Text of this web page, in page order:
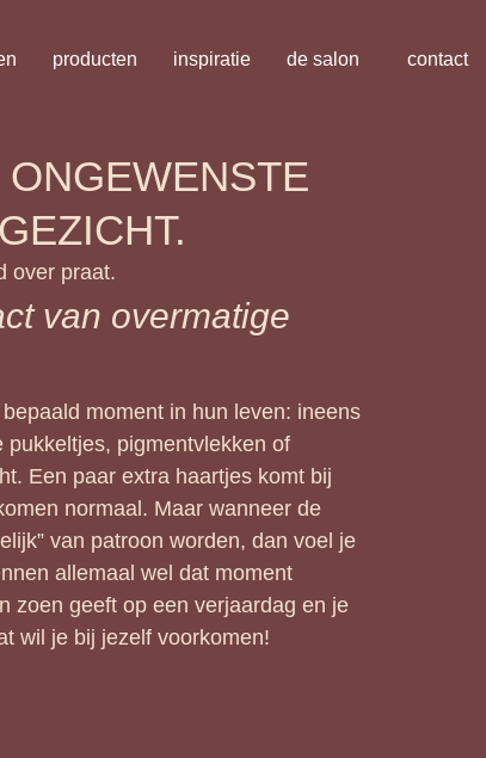
producten inspiratie de salon contact
over praat.
van overmatige
moment in hun leven: ineens
pigmentvlekken of
Een paar extra haartjes komt bij
normaal. Maar wanneer de
van patroon worden, dan voel je
allemaal wel dat moment
zoen geeft op een verjaardag en je
wil je bij jezelf voorkomen!